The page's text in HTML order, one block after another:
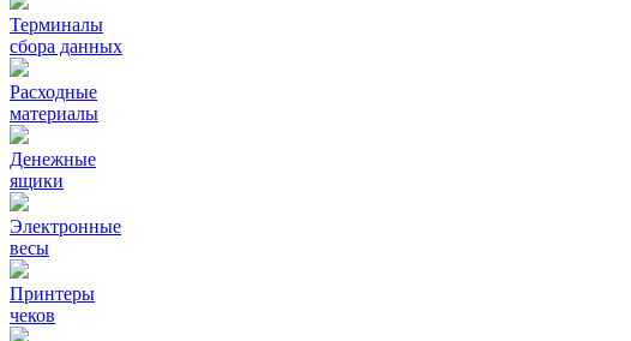
Терминалы
сбора данных
Расходные
материалы
Денежные
ящики
Электронные
весы
Принтеры
чеков